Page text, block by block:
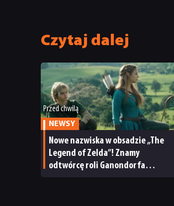
Czytaj dalej
Przed chwilą
NEWSY
Nowe nazwiska w obsadzie „The
Legend of Zelda”! Znamy
odtwórcę roli Ganondorfa